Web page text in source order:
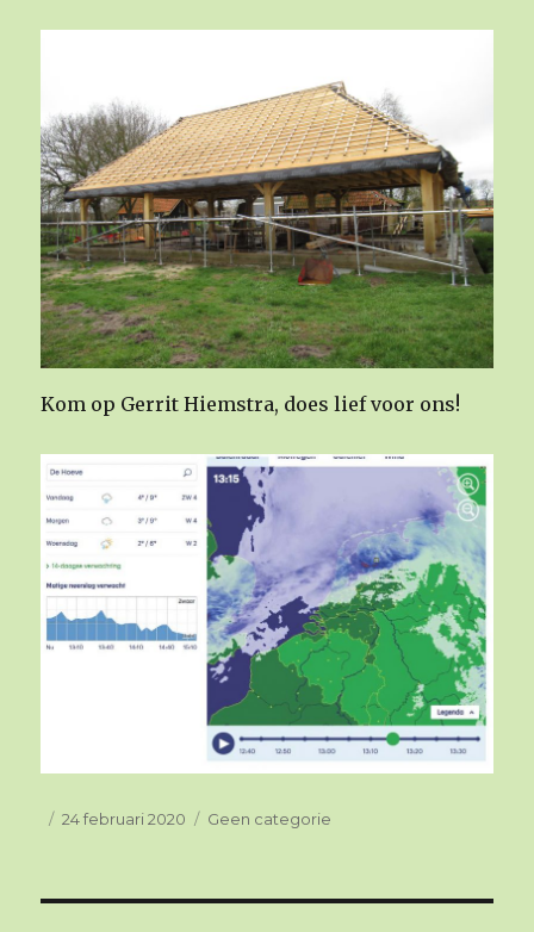
Kom op Gerrit Hiemstra, does lief voor ons!
Geplaatst
24 februari 2020 Categorieën
Geen categorie